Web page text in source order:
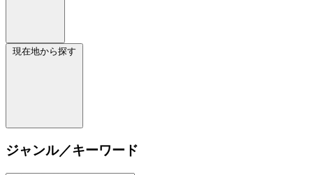
現在地から探す
ジャンル／キーワード